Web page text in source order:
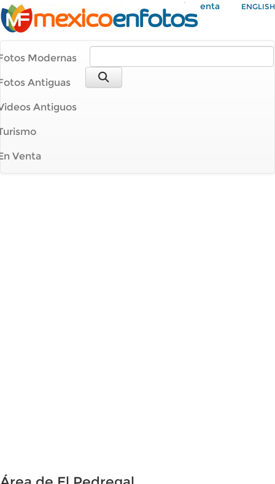
Mi Cuenta ENGLISH
Modernas
Antiguas
Antiguos
Venta